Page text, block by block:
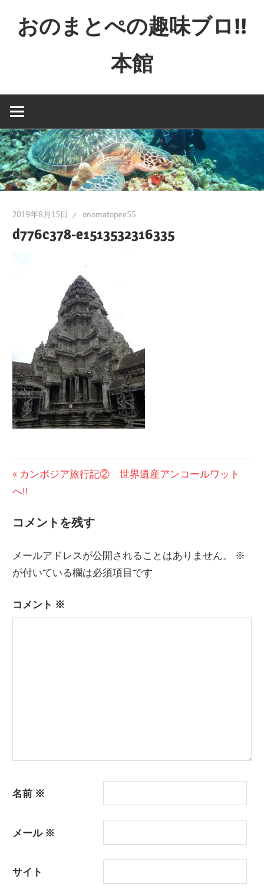
へ
キ
ッ
プ
おのまとぺの趣味ブロ!!
本館
撮
か
映
画
と
ー
2019年8月15日 onomatopee55
d776c378-e1513532316335
投
稿
ナ
ゲ
シ
前
の
稿:
カンボジア旅行記② 世界遺産アンコールワット
へ!!
コメントを残す
メールアドレスが公開されることはありません。
※
が付いている欄は必須項目です
コメント ※
名前 ※
メール ※
サイト